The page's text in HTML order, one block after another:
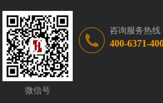
微信号
咨询服务热线
400-6371-